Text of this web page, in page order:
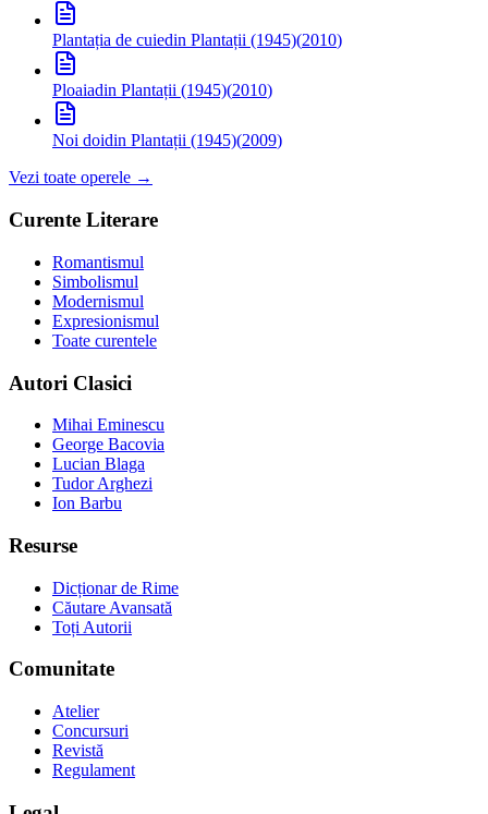
Plantația de cuiedin Plantații (1945)(2010)
Ploaiadin Plantații (1945)(2010)
Noi doidin Plantații (1945)(2009)
Vezi toate operele →
Curente Literare
Romantismul
Simbolismul
Modernismul
Expresionismul
Toate curentele
Autori Clasici
Mihai Eminescu
George Bacovia
Lucian Blaga
Tudor Arghezi
Ion Barbu
Resurse
Dicționar de Rime
Căutare Avansată
Toți Autorii
Comunitate
Atelier
Concursuri
Revistă
Regulament